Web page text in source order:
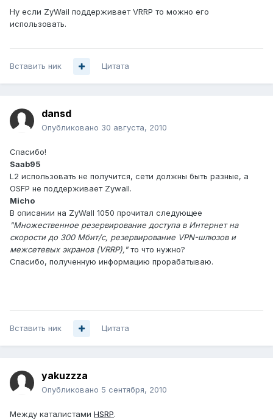
Ну если ZyWail поддерживает VRRP то можно его
использовать.
Вставить ник Цитата
dansd
Опубликовано 30 августа, 2010
Спасибо!
Saab95
L2 использовать не получится, сети должны быть разные, а
OSFP не поддерживает Zywall.
Micho
В описании на ZyWall 1050 прочитал следующее
"Множественное резервирование доступа в Интернет на
скорости до 300 Мбит/с, резервирование VPN-шлюзов и
межсетевых экранов (VRRP),"то что нужно?
Спасибо, полученную информацию прорабатываю.
Вставить ник Цитата
yakuzzza
Опубликовано 5 сентября, 2010
Между каталистами HSRP.